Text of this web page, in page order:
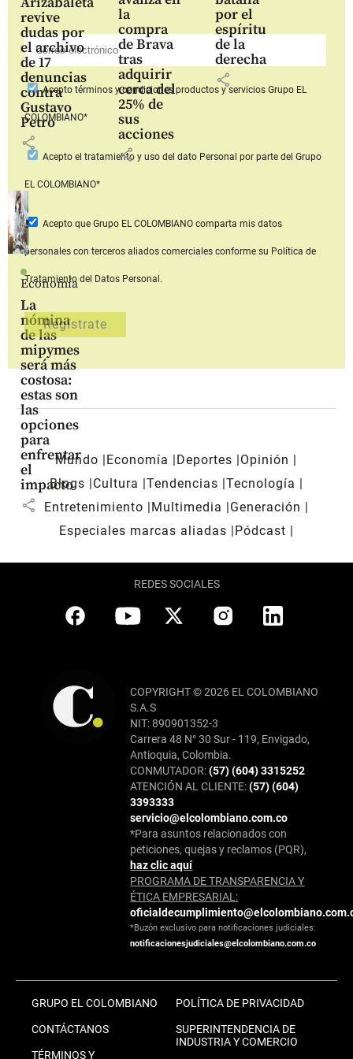
revive
dudas por
el archivo
de 17
denuncias
contra
Gustavo
Petro
share
la
compra
de Brava
tras
adquirir
cerca del
25% de
sus
acciones
share
por el
espíritu
de la
derecha
share
Economía
La
nómina
de las
mipymes
será más
costosa:
estas son
las
opciones
para
enfrentar
el
impacto
share
Aceptotérminos y condiciones productos y serviciosGrupo EL
COLOMBIANO*
Acepto el tratamiento y uso del dato Personal por parte del Grupo
EL COLOMBIANO*
Acepto que Grupo EL COLOMBIANOcomparta mis datos
personales con terceros aliados comerciales conforme su Política de
Tratamiento del Datos Personal.
Mundo Economía Deportes
Opinión
Blogs
Cultura Tendencias Tecnología
Entretenimiento
Multimedia
Generación
Especiales marcas aliadas
Pódcast
REDES SOCIALES
COPYRIGHT © 2026 EL COLOMBIANO
S.A.S
NIT: 890901352-3
Carrera 48 N° 30 Sur - 119, Envigado,
Antioquia, Colombia.
CONMUTADOR:(57) (604) 3315252
ATENCIÓN AL CLIENTE:(57) (604)
3393333
servicio@elcolombiano.com.co
*Para asuntos relacionados con
peticiones, quejas y reclamos (PQR),
haz clic aquí
PROGRAMA DE TRANSPARENCIA Y
ÉTICA EMPRESARIAL:
*Buzón exclusivo para notificaciones judiciales:
notificacionesjudiciales@elcolombiano.com.co
GRUPO EL COLOMBIANO
CONTÁCTANOS
TÉRMINOS Y
POLÍTICA DE PRIVACIDAD
SUPERINTENDENCIA DE
INDUSTRIA Y COMERCIO